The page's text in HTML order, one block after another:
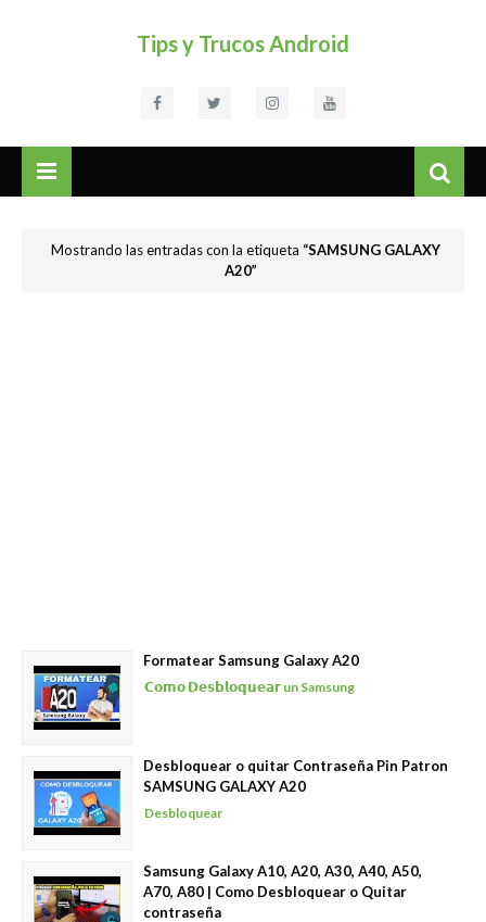
Tips y Trucos Android
Mostrando las entradas con la etiqueta SAMSUNG GALAXY
A20
Formatear Samsung Galaxy A20
𝗖𝗼𝗺𝗼 𝗗𝗲𝘀𝗯𝗹𝗼𝗾𝘂𝗲𝗮𝗿 un Samsung
Desbloquear o quitar Contraseña Pin Patron
SAMSUNG GALAXY A20
Desbloquear
Samsung Galaxy A10, A20, A30, A40, A50,
A70, A80 | Como Desbloquear o Quitar
contraseña